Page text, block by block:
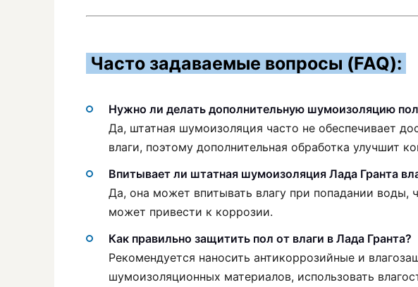
Часто задаваемые вопросы (FAQ):
Нужно ли делать дополнительную шумоизоляцию
Да, штатная шумоизоляция часто не обеспечивает
влаги, поэтому дополнительная обработка улучшит
Впитывает ли штатная шумоизоляция Лада Гранта
Да, она может впитывать влагу при попадании воды,
может привести к коррозии.
Как правильно защитить пол от влаги в Лада Гранта?
Рекомендуется наносить антикоррозийные и
шумоизоляционных материалов, использовать